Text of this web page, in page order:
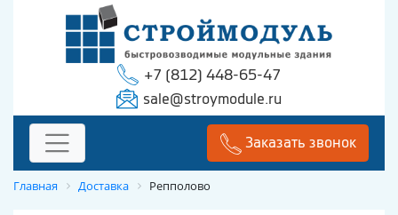
+7 (812) 448-65-47
sale@stroymodule.ru
Заказать звонок
Главная Доставка Репполово